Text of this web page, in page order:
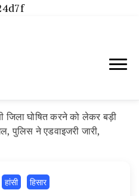
हरियाणा की ताजा खबरें
Today, Haryana Live, Live
Today, Latest News
News, Hansi News
News Today, Narnaund
Crime News Today,
जिला घोषित करने को लेकर बड़ी
पुलिस ने एडवाइजरी जारी,
हांसी हिसार